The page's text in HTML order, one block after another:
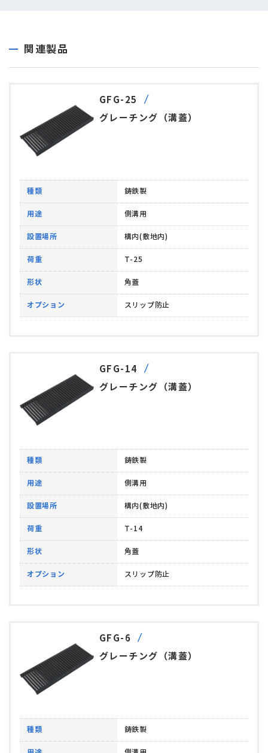
関連製品
GFG-25
グレーチング（溝蓋）
種類 鋳鉄製
用途 側溝用
設置場所 構内(敷地内)
荷重 T-25
形状 角蓋
オプション スリップ防止
GFG-14
グレーチング（溝蓋）
種類 鋳鉄製
用途 側溝用
設置場所 構内(敷地内)
荷重 T-14
形状 角蓋
オプション スリップ防止
GFG-6
グレーチング（溝蓋）
種類 鋳鉄製